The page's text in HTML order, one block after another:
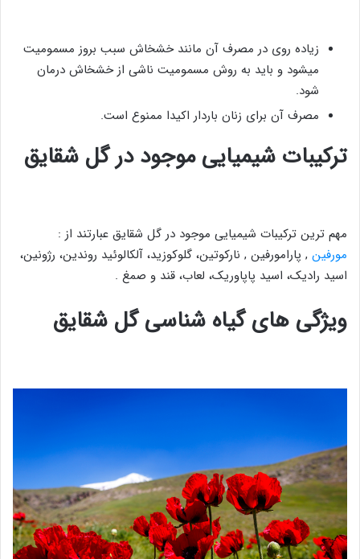
زیاده روی در مصرف آن مانند خشخاش سبب بروز مسمومیت
میشود و باید به روش مسمومیت ناشی از خشخاش درمان
شود.
مصرف آن برای زنان باردار اکیدا ممنوع است.
ترکیبات شیمیایی موجود در گل شقایق
مهم ترین ترکیبات شیمیایی موجود در گل شقایق عبارتند از :
مورفین , پارامورفین , نارکوتین، گلوکوزید، آلکالوئید روندین، رژونین،
اسید رادیک، اسید پاپاوریک، لعاب، قند و صمغ .
ویژگی های گیاه شناسی گل شقایق